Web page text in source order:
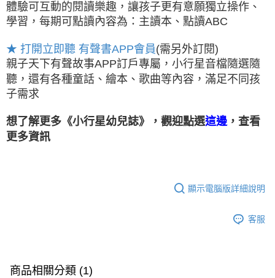
體驗可互動的閱讀樂趣，讓孩子更有意願獨立操作、
學習，每期可點讀內容為：主讀本、點讀ABC
★ 打開立即聽 有聲書APP會員(需另外訂閱)
親子天下有聲故事APP訂戶專屬，小行星音檔隨選隨
聽，還有各種童話、繪本、歌曲等內容，滿足不同孩
子需求
想了解更多《小行星幼兒誌》，觀迎點選這邊 ，查看
更多資訊
顯示電腦版詳細說明
客服
商品相關分類 (1)